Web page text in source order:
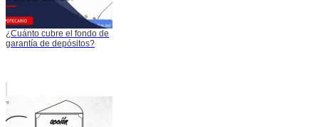
¿Cuánto cubre el fondo de
garantía de depósitos?